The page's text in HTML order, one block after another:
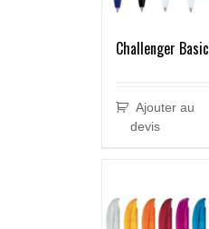
Challenger Basic
Ajouter au
devis